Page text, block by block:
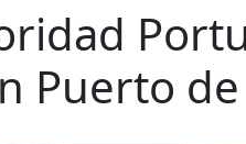
Puerto